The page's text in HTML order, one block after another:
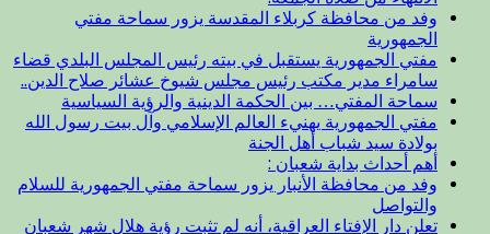
وفد من محافظة كربلاء المقدسة يزور سماحة مفتي
الجمهورية
مفتي الجمهورية يستقبل في بيته رئيس المجلس البلدي قضاء
سامراء مدير مكتب رئيس مجلس شيوخ عشائر صلاح الدين..
سماحة المفتي… بين الحكمة الدينية والرؤية السياسية
مفتي الجمهورية يهنيء العالم الإسلامي وآل بيت رسول الله
بولادة سيد شباب أهل الجنة
أهم أحداث بداية شعبان :
وفد من محافظة الأنبار يزور سماحة مفتي الجمهورية للسلام
والتواصل
تعلن دار الإفتاء العراقية، أنه لم تثبت رؤية هلال شهر شعبان